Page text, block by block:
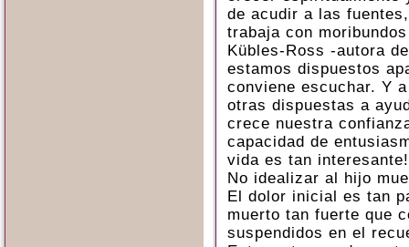
de acudir a las
trabaja con
Kübles-Ross -autora
estamos dispuestos
conviene escuchar. Y
otras dispuestas a
crece nuestra
capacidad de
vida es tan interesante!
No idealizar al hijo
El dolor inicial es tan
muerto tan fuerte que
suspendidos en el